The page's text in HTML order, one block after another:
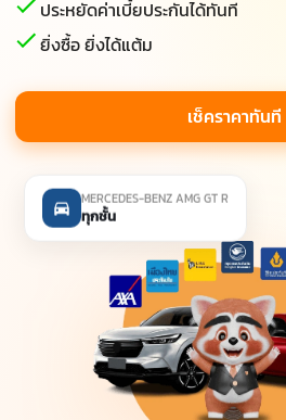
ประหยัดค่าเบี้ยประกันได้ทันที
ยิ่งซื้อ ยิ่งได้แต้ม
เช็คราคาทันที
MERCEDES-BENZ AMG GT R
ทุกชั้น